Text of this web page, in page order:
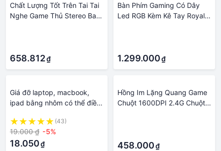
Chất Lượng Tốt Trên Tai Tai
Nghe Game Thủ Stereo Bass
Notebook
658.812₫
Bàn Phím Gaming Có Dây
Led RGB Kèm Kê Tay Royal
1.299.000₫
Giá đỡ laptop, macbook,
ipad bằng nhôm có thể điều
nhiệt kê laptop,giá đỡ máy
tính
(43)
19.000 ₫ -5%
18.050₫
Hồng Im Lặng Quang Game
Chuột 1600DPI 2.4G Chuột
458.000₫